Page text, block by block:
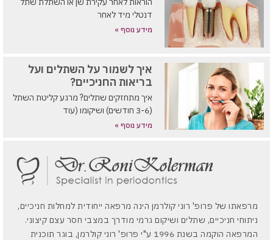
דנטלי מיד לאחר
מידע נוסף »
איך לשמור על השתלים ועל
בריאות החניכיים?
איך מתחזקים שתלים? מרגע קליטת השתל
(3-6 חודשים) ושיקומו (עוד
מידע נוסף »
מרפאתו של פרופ' רוני קולרמן הינה מרפאה ייחודית למחלות חניכיים,
ניתוחי חניכיים, שתלים ושיקום גרמי מודרך במצבי חסר עצם קיצוני.
המרפאה הוקמה בשנת 1996 ע"י פרופ' רוני קולרמן, בוגר תוכנית